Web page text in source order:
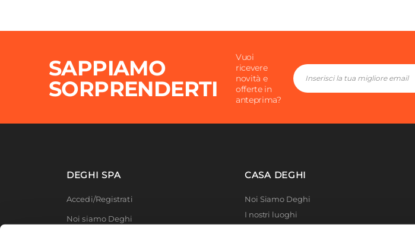
SAPPIAMO
SORPRENDERTI
Vuoi
ricevere
novità e
offerte in
anteprima?
DEGHI SPA
Accedi/Registrati
Noi siamo Deghi
CASA DEGHI
Noi Siamo Deghi
I nostri luoghi